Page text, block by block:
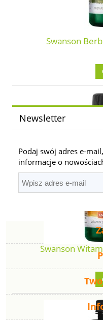
Swanson
Swanson
Newsletter
Podaj swój adres e-
informacje o